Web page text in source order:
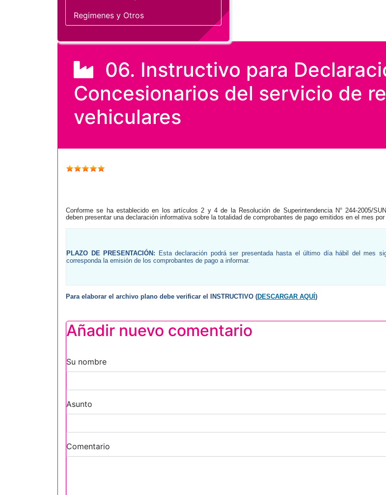
06. Instructivo para
Concesionarios del servicio de
vehiculares
Conforme se ha establecido en los artículos 2 y 4 de la Resolución de Superintendencia N° 244-2005/
deben presentar una declaración informativa sobre la totalidad de comprobantes de pago emitidos en el mes
PLAZO DE PRESENTACIÓN: Esta declaración podrá ser presentada hasta el último día hábil del mes
corresponda la emisión de los comprobantes de pago a informar.
Para elaborar el archivo plano debe verificar el INSTRUCTIVO (DESCARGAR AQUÍ )
Añadir nuevo comentario
Su nombre
Asunto
Comentario
Regimenes y Otros